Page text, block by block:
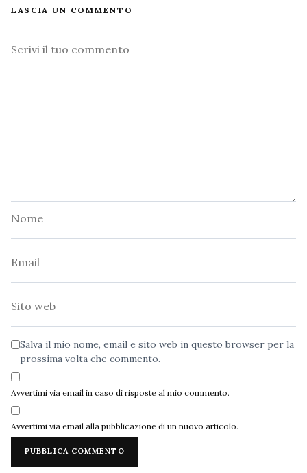
LASCIA UN COMMENTO
Commento
Salva il mio nome, email e sito web in questo browser per la
prossima volta che commento.
Avvertimi via email in caso di risposte al mio commento.
Avvertimi via email alla pubblicazione di un nuovo articolo.